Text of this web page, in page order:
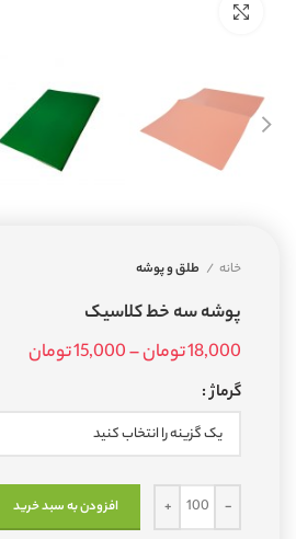
خانه طلق و پوشه
پوشه سه خط کلاسیک
18,000تومان–
15,000تومان
گرماژ
افزودن به سبد خرید